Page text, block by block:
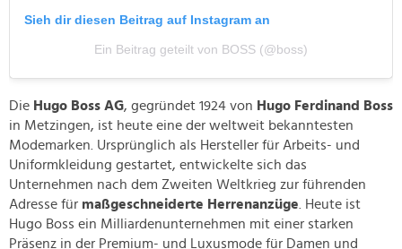
Sieh dir diesen Beitrag auf Instagram an
Ein Beitrag geteilt von BOSS (@boss)
Die Hugo Boss AG, gegründet 1924 von Hugo Ferdinand Boss
in Metzingen, ist heute eine der weltweit bekanntesten
Modemarken. Ursprünglich als Hersteller für Arbeits- und
Uniformkleidung gestartet, entwickelte sich das
Unternehmen nach dem Zweiten Weltkrieg zur führenden
Adresse für maßgeschneiderte Herrenanzüge . Heute ist
Hugo Boss ein Milliardenunternehmen mit einer starken
Präsenz in der Premium- und Luxusmode für Damen und